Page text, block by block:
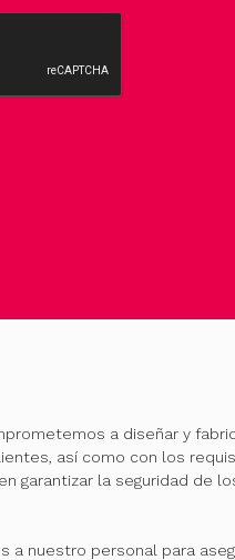
a diseñar y
así como con los
garantizar la seguridad de
a nuestro personal para